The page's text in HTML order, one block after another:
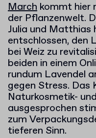
March kommt hier
der Pflanzenwelt.
Julia und Matthias
entschlossen, den
bei Weiz zu
beiden in einem
rundum Lavendel
gegen Stress. Das
Naturkosmetik-
ausgesprochen
zum
tieferen Sinn.